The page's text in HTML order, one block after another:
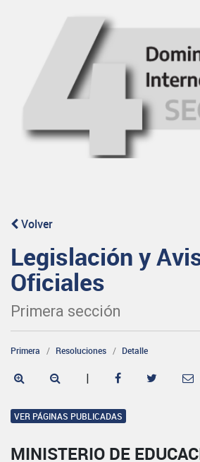
Volver
Legislación y
Oficiales
Primera sección
Primera Resoluciones Detalle
|
VER PÁGINAS PUBLICADAS
MINISTERIO DE